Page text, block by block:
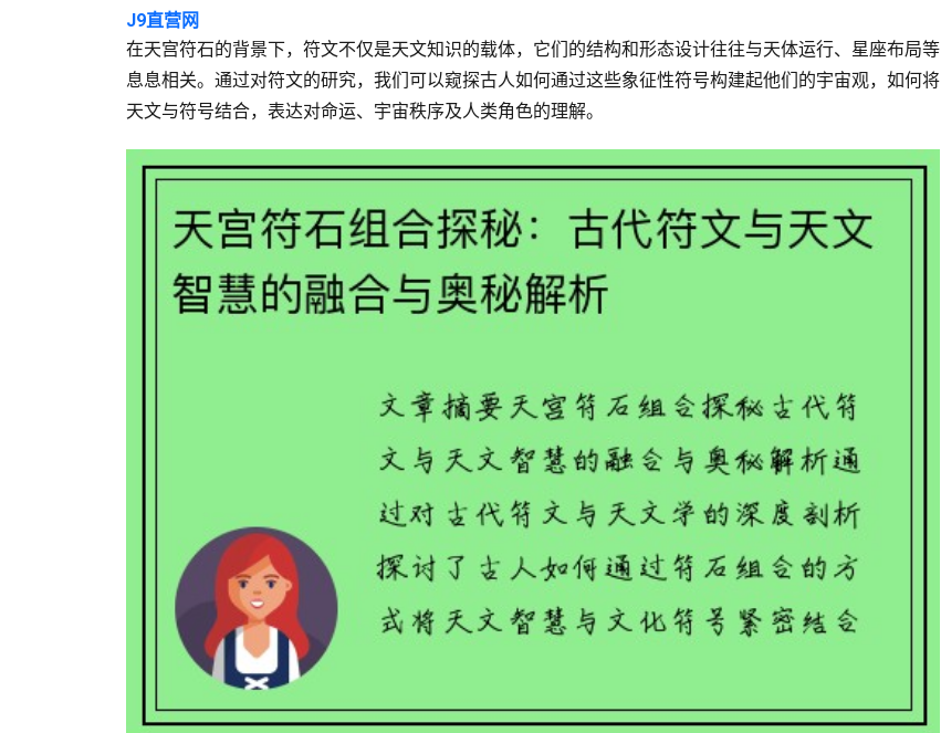
J9直营网
在天宫符石的背景下，符文不仅是天文知识的载体，它们的结构和形态设计往往与天体运行、星座布局等
息息相关。通过对符文的研究，我们可以窥探古人如何通过这些象征性符号构建起他们的宇宙观，如何将
天文与符号结合，表达对命运、宇宙秩序及人类角色的理解。